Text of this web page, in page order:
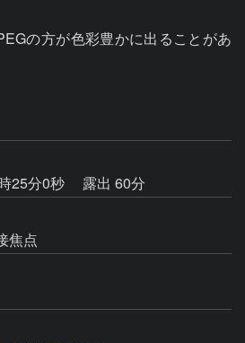
の方が色彩豊かに出ることがあ
25分0秒
露出 60分
焦点